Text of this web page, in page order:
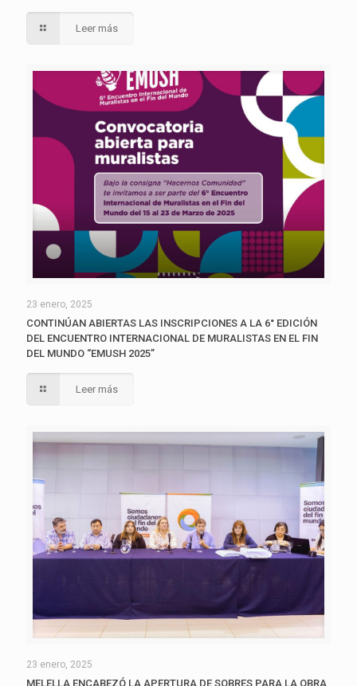
Leer más
23 enero, 2025
CONTINÚAN ABIERTAS LAS INSCRIPCIONES A LA 6° EDICIÓN
DEL ENCUENTRO INTERNACIONAL DE MURALISTAS EN EL FIN
DEL MUNDO “EMUSH 2025”
Leer más
23 enero, 2025
MELELLA ENCABEZÓ LA APERTURA DE SOBRES PARA LA OBRA